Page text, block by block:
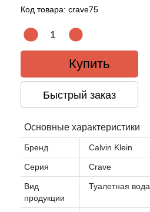
Код товара: crave75
Купить
Быстрый заказ
Основные характеристики
Бренд Calvin Klein
Серия Crave
Вид
продукции
Туалетная вода
Acqua di Sardegna
Adidas
Aedes de Venustas
Aerin Lauder
Affinessence
Afnan